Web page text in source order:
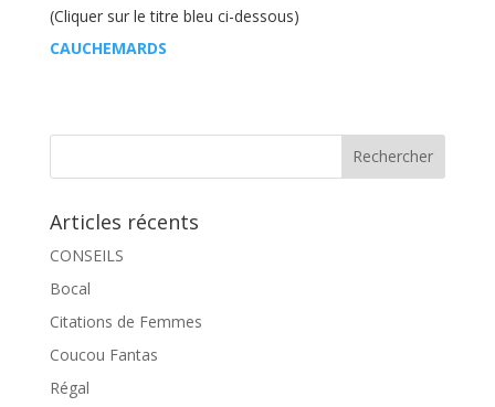
(Cliquer sur le titre bleu ci-dessous)
CAUCHEMARDS
Articles récents
CONSEILS
Bocal
Citations de Femmes
Coucou Fantas
Régal